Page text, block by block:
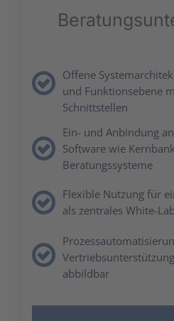
Offe­ne
und Funk­ti­ons­ebe­ne
Schnitt­stel­len
abbild­bar
Ein- und Anbin­dung
Soft­ware wie
Bera­tungs­sys­te­me
Fle­xi­ble Nut­zung für
als zen­tra­les White-